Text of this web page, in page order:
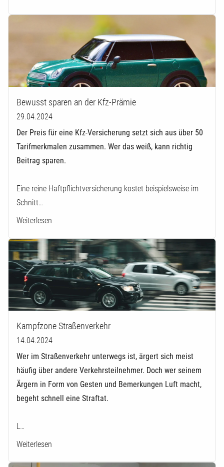
Bewusst sparen an der Kfz-Prämie
29.04.2024
Der Preis für eine Kfz-Versicherung setzt sich aus über 50
Tarifmerkmalen zusammen. Wer das weiß, kann richtig
Beitrag sparen.
Eine reine Haftpflichtversicherung kostet beispielsweise im
Schnitt…
Weiterlesen
Kampfzone Straßenverkehr
14.04.2024
Wer im Straßenverkehr unterwegs ist, ärgert sich meist
häufig über andere Verkehrsteilnehmer. Doch wer seinem
Ärgern in Form von Gesten und Bemerkungen Luft macht,
begeht schnell eine Straftat.
L…
Weiterlesen